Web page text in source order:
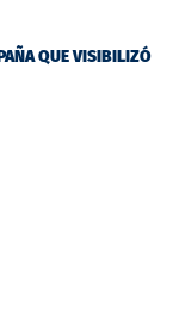
QUE VISIBILIZÓ